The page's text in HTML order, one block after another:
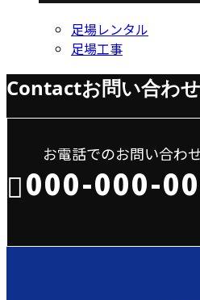
足場レンタル
足場工事
Contactお問い合わせ
お電話でのお問い合わ
000-000-